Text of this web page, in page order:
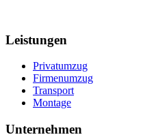
Leistungen
Privatumzug
Firmenumzug
Transport
Montage
Unternehmen